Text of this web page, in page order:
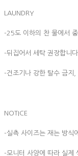
LAUNDRY
-25도 이하의 찬 물에서
-뒤집어서 세탁 권장합니다.
-건조기나 강한 탈수 금지,
NOTICE
-실측 사이즈는 재는 방식
-모니터 사양에 따라 실제